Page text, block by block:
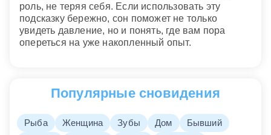
роль, не теряя себя. Если использовать эту
подсказку бережно, сон поможет не только
увидеть давление, но и понять, где вам пора
опереться на уже накопленный опыт.
Популярные сновидения
Рыба Женщина Зубы Дом
Бывший